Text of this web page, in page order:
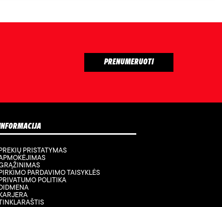
PRISTATYMAS
PARDAVIMO TAISYKLĖS
POLITIKA